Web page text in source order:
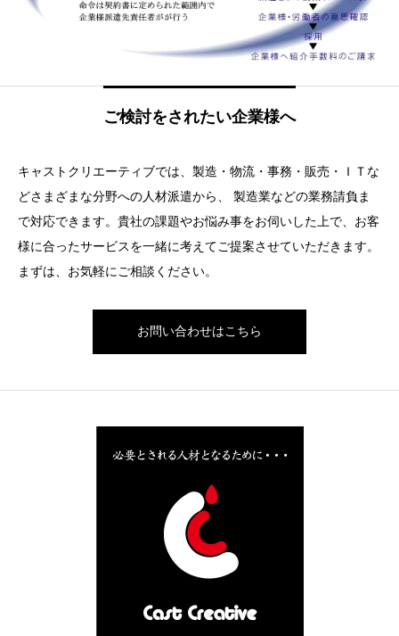
ご検討をされたい企業様へ
キャストクリエーティブでは、製造・物流・事務・販売・ＩＴな
どさまざまな分野への人材派遣から、 製造業などの業務請負ま
で対応できます。貴社の課題やお悩み事をお伺いした上で、お客
様に合ったサービスを一緒に考えてご提案させていただきます。
まずは、お気軽にご相談ください。
お問い合わせはこちら